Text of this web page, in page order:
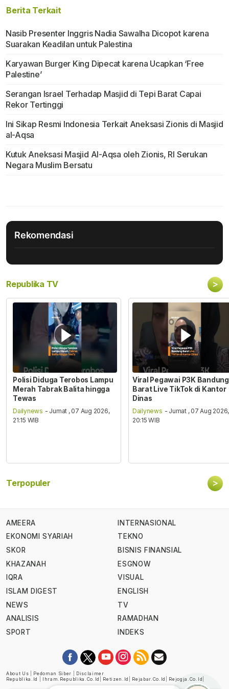
Berita Terkait
Nasib Presenter Inggris Nadia Sawalha Dicopot karena
Suarakan Keadilan untuk Palestina
Karyawan Burger King Dipecat karena Ucapkan ‘Free
Palestine’
Serangan Israel Terhadap Masjid di Tepi Barat Capai
Rekor Tertinggi
Ini Sikap Resmi Indonesia Terkait Aneksasi Zionis di Masjid
al-Aqsa
Kutuk Aneksasi Masjid Al-Aqsa oleh Zionis, RI Serukan
Negara Muslim Bersatu
Rekomendasi
Republika TV >
Polisi Diduga Terobos Lampu
Merah Tabrak Balita hingga
Tewas
Dailynews - Jumat , 07 Aug 2026,
21:15 WIB
Viral Pegawai P3K Bandung
Barat Live TikTok di Kantor
Dinas
Dailynews - Jumat , 07 Aug 2026,
20:15 WIB
Terpopuler >
AMEERA
EKONOMI SYARIAH
SKOR
KHAZANAH
IQRA
ISLAM DIGEST
NEWS
ANALISIS
SPORT
INTERNASIONAL
TEKNO
BISNIS FINANSIAL
ESGNOW
VISUAL
ENGLISH
TV
RAMADHAN
INDEKS
About Us Pedoman Siber
Disclaimer
Republika.id
Ihram.republika.co.id Retizen.id Rejabar.co.id Rejogja.co.id